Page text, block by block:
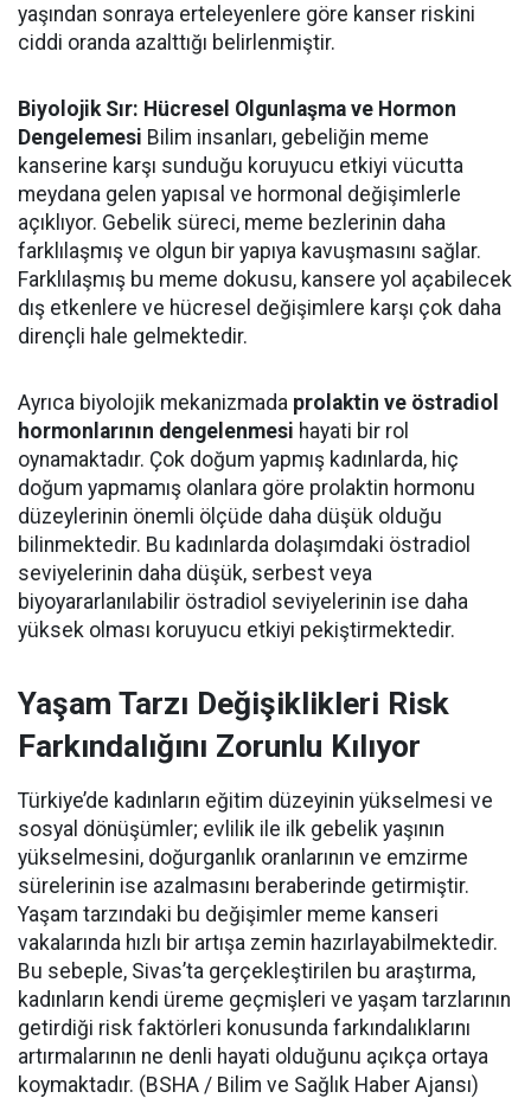
yaşından sonraya erteleyenlere göre kanser riskini
ciddi oranda azalttığı belirlenmiştir.
Biyolojik Sır: Hücresel Olgunlaşma ve Hormon
Dengelemesi Bilim insanları, gebeliğin meme
kanserine karşı sunduğu koruyucu etkiyi vücutta
meydana gelen yapısal ve hormonal değişimlerle
açıklıyor. Gebelik süreci, meme bezlerinin daha
farklılaşmış ve olgun bir yapıya kavuşmasını sağlar.
Farklılaşmış bu meme dokusu, kansere yol açabilecek
dış etkenlere ve hücresel değişimlere karşı çok daha
dirençli hale gelmektedir.
Ayrıca biyolojik mekanizmada prolaktin ve östradiol
hormonlarının dengelenmesi hayati bir rol
oynamaktadır. Çok doğum yapmış kadınlarda, hiç
doğum yapmamış olanlara göre prolaktin hormonu
düzeylerinin önemli ölçüde daha düşük olduğu
bilinmektedir. Bu kadınlarda dolaşımdaki östradiol
seviyelerinin daha düşük, serbest veya
biyoyararlanılabilir östradiol seviyelerinin ise daha
yüksek olması koruyucu etkiyi pekiştirmektedir.
Yaşam Tarzı Değişiklikleri Risk
Farkındalığını Zorunlu Kılıyor
Türkiye’de kadınların eğitim düzeyinin yükselmesi ve
sosyal dönüşümler; evlilik ile ilk gebelik yaşının
yükselmesini, doğurganlık oranlarının ve emzirme
sürelerinin ise azalmasını beraberinde getirmiştir.
Yaşam tarzındaki bu değişimler meme kanseri
vakalarında hızlı bir artışa zemin hazırlayabilmektedir.
Bu sebeple, Sivas’ta gerçekleştirilen bu araştırma,
kadınların kendi üreme geçmişleri ve yaşam tarzlarının
getirdiği risk faktörleri konusunda farkındalıklarını
artırmalarının ne denli hayati olduğunu açıkça ortaya
koymaktadır. (BSHA / Bilim ve Sağlık Haber Ajansı)